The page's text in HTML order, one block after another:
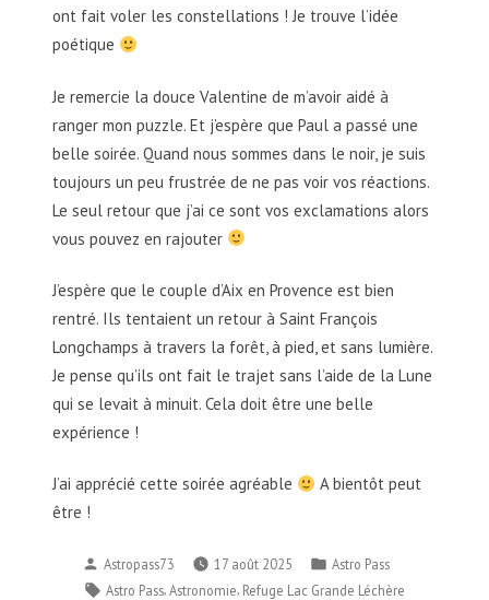
ont fait voler les constellations ! Je trouve l’idée
poétique
Je remercie la douce Valentine de m’avoir aidé à
ranger mon puzzle. Et j’espère que Paul a passé une
belle soirée. Quand nous sommes dans le noir, je suis
toujours un peu frustrée de ne pas voir vos réactions.
Le seul retour que j’ai ce sont vos exclamations alors
vous pouvez en rajouter
J’espère que le couple d’Aix en Provence est bien
rentré. Ils tentaient un retour à Saint François
Longchamps à travers la forêt, à pied, et sans lumière.
Je pense qu’ils ont fait le trajet sans l’aide de la Lune
qui se levait à minuit. Cela doit être une belle
expérience !
J’ai apprécié cette soirée agréable
A bientôt peut
être !
Publié
par
Astropass73 17 août 2025
Publié
dans
Astro Pass
Étiquettes :
Astro Pass,Astronomie, Refuge Lac Grande Léchère